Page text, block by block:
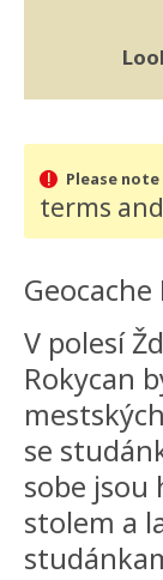
Please note
terms
V polesí
Rokycan
se
sobe jsou
stolem a